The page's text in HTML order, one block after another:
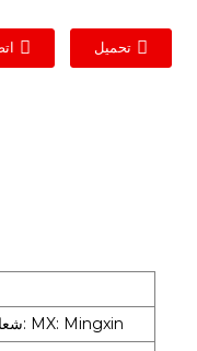
تحميل
شعار الشركة: MX: Mingxin